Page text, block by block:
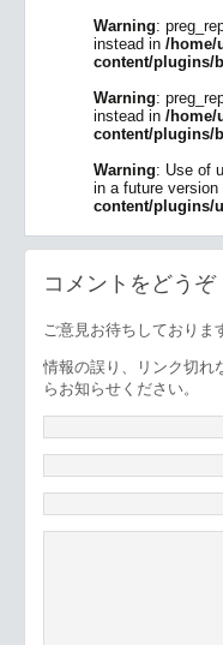
Warning:
instead in /home/
content/plugins/
Warning:
instead in /home/
content/plugins/
Warning: Use of
in a future
content/plugins/
コメントをどうぞ
ご意見お待ちしておりま
情報の誤り、リンク切れ
らお知らせください。